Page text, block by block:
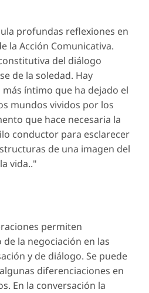
profundas reflexiones en
la Acción Comunicativa.
del diálogo
de la soledad. Hay
íntimo que ha dejado el
mundos vividos por los
que hace necesaria la
conductor para esclarecer
de una imagen del
vida.."
permiten
la negociación en las
y de diálogo. Se puede
diferenciaciones en
En la conversación la